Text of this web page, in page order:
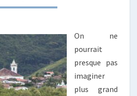
On ne
pourrait
presque pas
imaginer
plus grand